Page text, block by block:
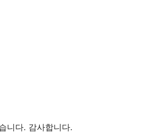
니다. 감사합니다.